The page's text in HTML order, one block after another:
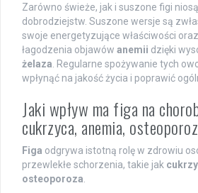
Zarówno świeże, jak i suszone figi
dobrodziejstw. Suszone wersje są
swoje energetyzujące właściwości
łagodzenia objawów anemii dzięki
żelaza . Regularne spożywanie tych
wpłynąć na jakość życia i poprawić
Jaki wpływ ma figa na
cukrzyca, anemia,
Figa odgrywa istotną rolę w zdrowiu
przewlekłe schorzenia, takie jak
osteoporoza